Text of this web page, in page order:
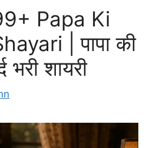
Papa Ki
| पापा की
भरी शायरी